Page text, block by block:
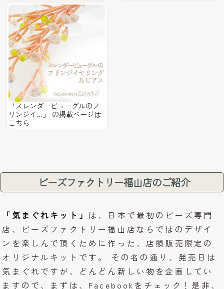
「スレンダービューグルのフ
リンジイ…」 の掲載ページは
こちら
ビーズファクトリー福山店のご紹介
「気まぐれキット」 は、日本で最初のビーズ専門
店、ビーズファクトリー福山店ならではのデザイ
ンを楽しんで頂くために作った、店頭販売限定の
オリジナルキットです。 その名の通り、発売日は
気まぐれですが、どんどん新しい物を企画してい
ますので、まずは、Facebookをチェック！是非、